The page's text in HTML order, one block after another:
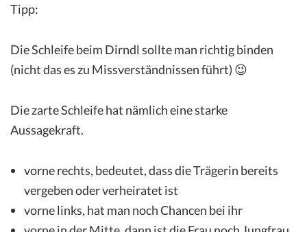
Tipp:
Die Schleife beim Dirndl sollte man richtig binden
(nicht das es zu Missverständnissen führt) 😉
Die zarte Schleife hat nämlich eine starke
Aussagekraft.
vorne rechts, bedeutet, dass die Trägerin bereits
vergeben oder verheiratet ist
vorne links, hat man noch Chancen bei ihr